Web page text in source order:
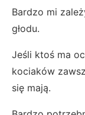
Bardzo mi
głodu.
Jeśli ktoś ma
kociaków
się mają.